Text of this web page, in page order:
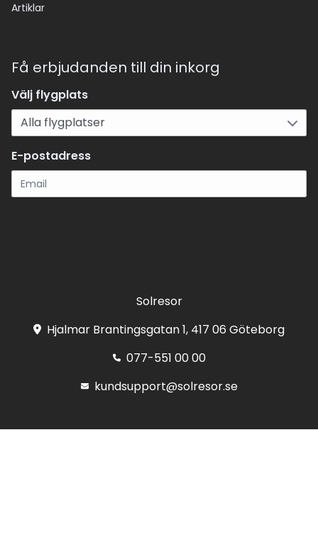
Artiklar
Få erbjudanden till din inkorg
Välj flygplats
E-postadress
Solresor
Hjalmar Brantingsgatan 1, 417 06 Göteborg
077-551 00 00
kundsupport@solresor.se